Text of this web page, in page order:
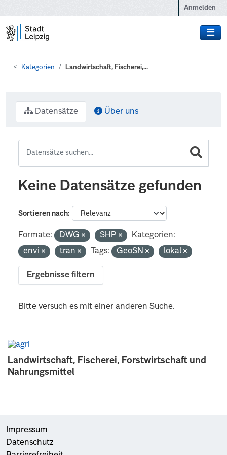
Anmelden
Kategorien Landwirtschaft, Fischerei,...
Landwirtschaft, Fischerei, Forstwirtschaft und
Nahrungsmittel
Datensätze Über uns
Keine Datensätze gefunden
Sortieren nach
Formate: DWG SHP
Kategorien:
envi
tran Tags: GeoSN lokal
Ergebnisse filtern
Bitte versuch es mit einer anderen Suche.
Impressum
Datenschutz